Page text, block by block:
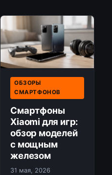
ОБЗОРЫ
СМАРТФОНОВ
Смартфоны
Xiaomi для игр:
обзор моделей
с мощным
железом
31 мая, 2026